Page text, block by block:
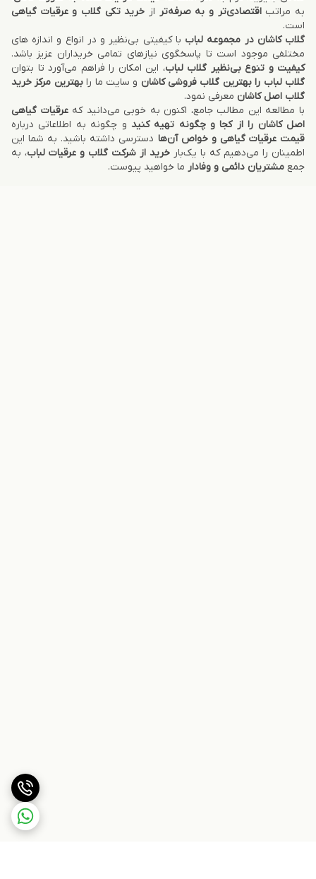
به مراتباقتصادی‌تر و به صرفه‌تر از خرید تکی گلاب و عرقیات گیاهی
است.
گلاب کاشان در مجموعه لباب با کیفیتی بی‌نظیر و در انواع و اندازه های
مختلفی موجود است تا پاسخگوی نیازهای تمامی خریداران عزیز باشد.
کیفیت و تنوع بی‌نظیر گلاب لباب، این امکان را فراهم می‌آورد تا بتوان
گلاب لباب را بهترین گلاب فروشی کاشان و سایت ما رابهترین مرکز خرید
گلاب اصل کاشان معرفی نمود.
با مطالعه این مطالب جامع، اکنون به خوبی می‌دانید کهعرقیات گیاهی
اصل کاشان را از کجا و چگونه تهیه کنید و چگونه به اطلاعاتی درباره
قیمت عرقیات گیاهی و خواص آن‌ها دسترسی داشته باشید. به شما این
اطمینان را می‌دهیم که با یک‌بار خرید از شرکت گلاب و عرقیات لباب، به
جمع مشتریان دائمی و وفادار ما خواهید پیوست.